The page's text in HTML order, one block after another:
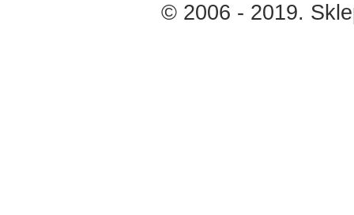
© 2006 - 2019.